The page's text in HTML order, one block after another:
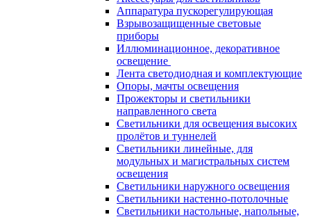
Аппаратура пускорегулирующая
Взрывозащищенные световые
приборы
Иллюминационное, декоративное
освещение
Лента светодиодная и комплектующие
Опоры, мачты освещения
Прожекторы и светильники
направленного света
Светильники для освещения высоких
пролётов и туннелей
Светильники линейные, для
модульных и магистральных систем
освещения
Светильники наружного освещения
Светильники настенно-потолочные
Светильники настольные, напольные,